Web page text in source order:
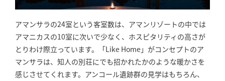
アマンサラの24室という客室数は、アマンリゾートの中では
アマニカスの10室に次いで少なく、ホスピタリティの高さが
とりわけ際立っています。「Like Home」がコンセプトのア
マンサラは、知人の別荘にでも招かれたかのような暖かさを
感じさせてくれます。アンコール遺跡群の見学はもちろん、